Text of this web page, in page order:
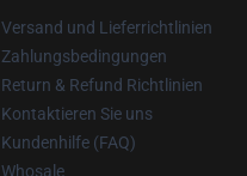
Versand und Lieferrichtlinien
Zahlungsbedingungen
Return & Refund Richtlinien
Kontaktieren Sie uns
Kundenhilfe (FAQ)
Whosale